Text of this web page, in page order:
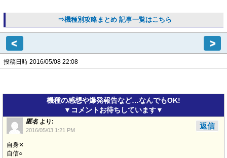
⇒機種別攻略まとめ 記事一覧はこちら
< >
投稿日時 2016/05/08 22:08
機種の感想や爆発報告など…なんでもOK!
▼コメントお待ちしています▼
匿名 より:
2016/05/03 1:21 PM
自身✕
自信○
返信